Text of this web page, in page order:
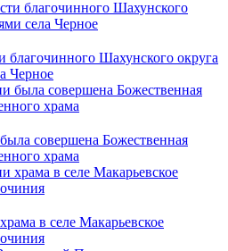
Шахунского округа
Черное
совершена Божественная
храма
в селе Макарьевское